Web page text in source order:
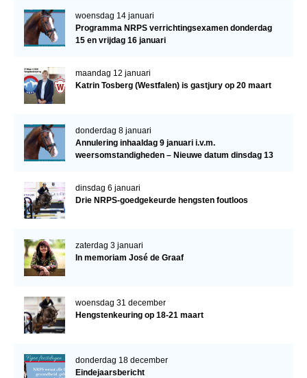
woensdag 14 januari
Programma NRPS verrichtingsexamen donderdag
15 en vrijdag 16 januari
maandag 12 januari
Katrin Tosberg (Westfalen) is gastjury op 20 maart
donderdag 8 januari
Annulering inhaaldag 9 januari i.v.m.
weersomstandigheden – Nieuwe datum dinsdag 13
dinsdag 6 januari
Drie NRPS-goedgekeurde hengsten foutloos
zaterdag 3 januari
In memoriam José de Graaf
woensdag 31 december
Hengstenkeuring op 18-21 maart
donderdag 18 december
Eindejaarsbericht